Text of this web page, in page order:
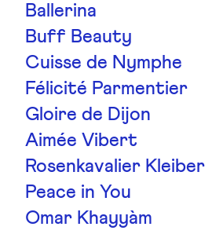
Ballerina
Buff Beauty
Cuisse de Nymphe
Félicité Parmentier
Gloire de Dijon
Aimée Vibert
Rosenkavalier Kleiber
Peace in You
Omar Khayyàm